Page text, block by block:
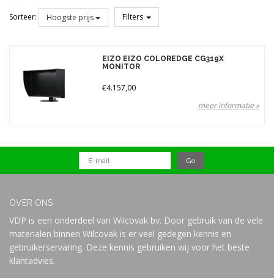
Sorteer: Hoogste prijs Filters
Prijs
EIZO EIZO COLOREDGE CG319X
MONITOR
€4.157,00
meer informatie »
OVER ONS
VDP is een onderdeel van Wilcovak bv. Door gebruik van de vele
materialen binnen Wilcovak is er veel gedegen kennis en
gebruikerservaring. Deze kennis gebruiken wij voor het beste
klantadvies.